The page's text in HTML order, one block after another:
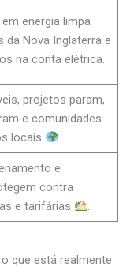
energia limpa
da Nova Inglaterra e
na conta elétrica.
projetos param,
e comunidades
locais
.
e
contra
e tarifárias
.
que está realmente